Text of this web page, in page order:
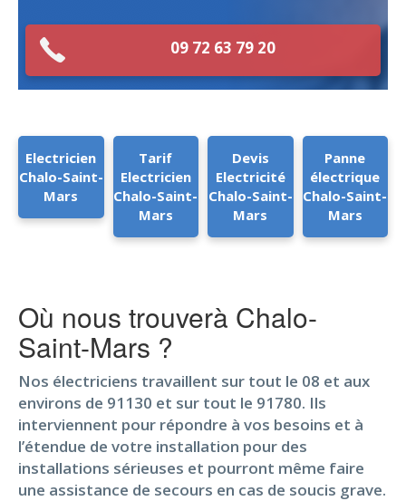
09 72 63 79 20
Electricien
Chalo-Saint-
Mars
Tarif
Electricien
Chalo-Saint-
Mars
Devis
Electricité
Chalo-Saint-
Mars
Panne
électrique
Chalo-Saint-
Mars
Où nous trouverà Chalo-
Saint-Mars ?
Nos électriciens travaillent sur tout le 08 et aux
environs de 91130 et sur tout le 91780. Ils
interviennent pour répondre à vos besoins et à
l’étendue de votre installation pour des
installations sérieuses et pourront même faire
une assistance de secours en cas de soucis grave.